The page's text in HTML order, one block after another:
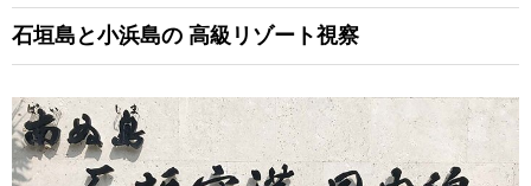
石垣島と小浜島の 高級リゾート視察